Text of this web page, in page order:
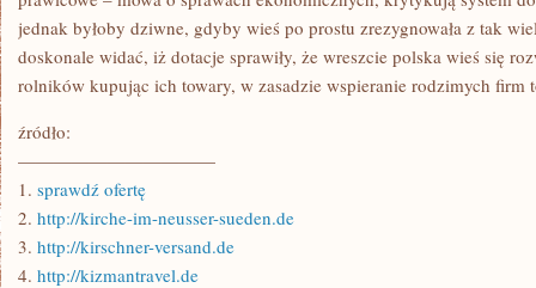
jednak byłoby dziwne, gdyby wieś po prostu zrezygnowała z tak
doskonale widać, iż dotacje sprawiły, że wreszcie polska wieś się
rolników kupując ich towary, w zasadzie wspieranie rodzimych firm
źródło:
———————————
1. sprawdź ofertę
2. http://kirche-im-neusser-sueden.de
3. http://kirschner-versand.de
4. http://kizmantravel.de